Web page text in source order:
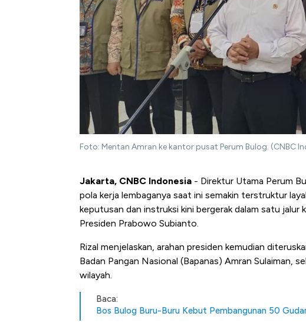
Foto: Mentan Amran ke kantor pusat Perum Bulog. (CNBC
Jakarta, CNBC Indonesia - Direktur Utama Perum
pola kerja lembaganya saat ini semakin terstruktur
keputusan dan instruksi kini bergerak dalam satu
Presiden Prabowo Subianto.
Rizal menjelaskan, arahan presiden kemudian
Badan Pangan Nasional (Bapanas) Amran Sulaiman,
wilayah.
Baca:
Bos Bulog Buru-Buru Kebut Pembangunan 50